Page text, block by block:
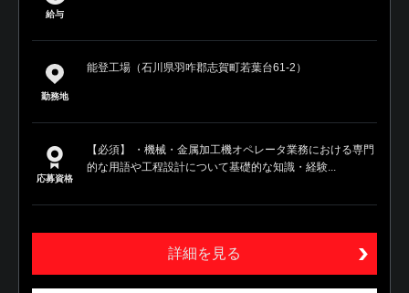
給与
勤務地
能登工場（石川県羽咋郡志賀町若葉台61-2）
応募資格
【必須】 ・機械・金属加工機オペレータ業務における専門
的な用語や工程設計について基礎的な知識・経験...
詳細を見る